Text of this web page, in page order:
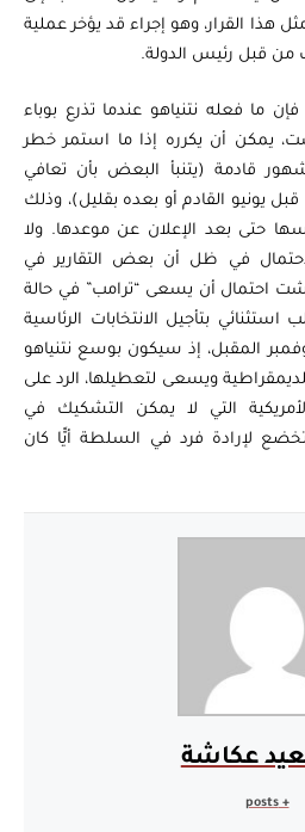
هذا القرار، وهو إجراء قد يؤخر عملية
قبل رئيس الدولة.
ما فعله نتنياهو عندما تذرع بوباء
يمكن أن يكرره إذا ما استمر خطر
قادمة (يتنبأ البعض بأن تعافي
يونيو القادم أو بعده بقليل)، وذلك
حتى بعد الإعلان عن موعدها. ولا
في ظل أن بعض التقارير في
احتمال أن يسعى “ترامب” في حالة
بتأجيل الانتخابات الرئاسية
المقبل، إذ سيكون بوسع نتنياهو
ويسعى لتعطيلها، الرد على
التي لا يمكن التشكيك في
لإرادة فرد في السلطة أيًّا كان
عكاشة